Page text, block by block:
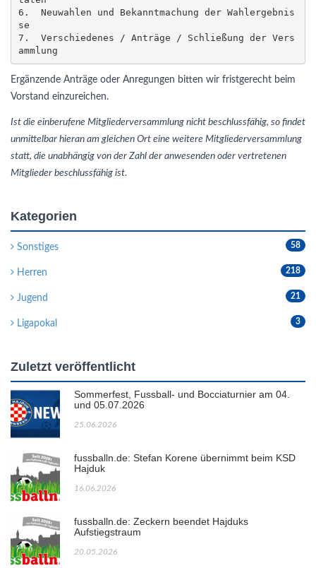
6.  Neuwahlen und Bekanntmachung der Wahlergebnis
se
7.  Verschiedenes / Anträge / Schließung der Vers
ammlung
Ergänzende Anträge oder Anregungen bitten wir fristgerecht beim
Vorstand einzureichen.
Ist die einberufene Mitgliederversammlung nicht beschlussfähig, so findet
unmittelbar hieran am gleichen Ort eine weitere Mitgliederversammlung
statt, die unabhängig von der Zahl der anwesenden oder vertretenen
Mitglieder beschlussfähig ist.
Kategorien
Sonstiges 58
Herren 218
Jugend 21
Ligapokal 3
Zuletzt veröffentlicht
Sommerfest, Fussball- und Bocciaturnier am 04.
und 05.07.2026
25.06.2026
fussballn.de: Stefan Korene übernimmt beim KSD
Hajduk
16.06.2026
fussballn.de: Zeckern beendet Hajduks
Aufstiegstraum
20.05.2026